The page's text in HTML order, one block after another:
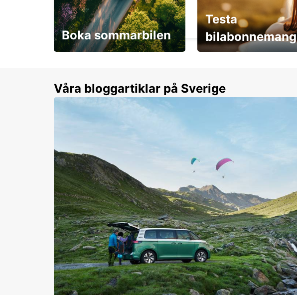
ROVIGO
ROVIGO - ITALY
Boka sommarbilen
Testa
bilabonnemang
Våra bloggartiklar på Sverige